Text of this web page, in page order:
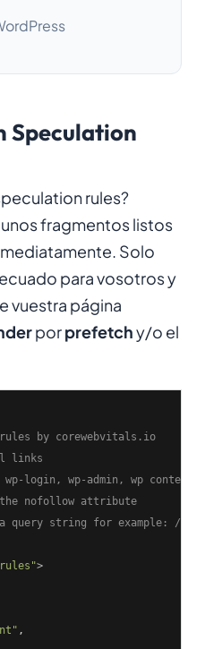
Speculation
rules?
fragmentos listos
Solo
para vosotros y
vuestra página
porprefetchy/o el
by corewebvitals.io
links
login, wp-admin, wp content
nofollow attribute
query string for example: /
>
,